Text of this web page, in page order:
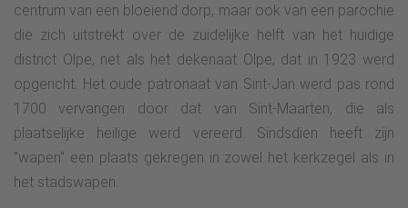
centrum van een bloeiend dorp, maar ook van een parochie
die zich uitstrekt over de zuidelijke helft van het huidige
district Olpe, net als het dekenaat Olpe, dat in 1923 werd
opgericht. Het oude patronaat van Sint-Jan werd pas rond
1700 vervangen door dat van Sint-Maarten, die als
plaatselijke heilige werd vereerd. Sindsdien heeft zijn
"wapen" een plaats gekregen in zowel het kerkzegel als in
het stadswapen.